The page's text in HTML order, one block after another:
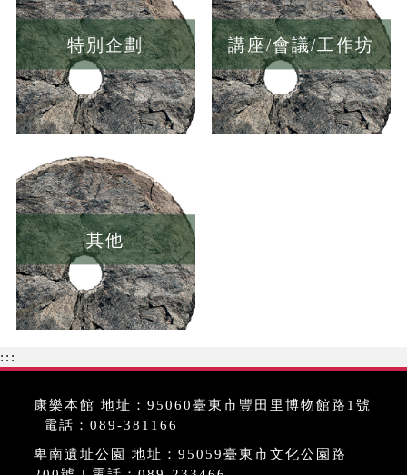
特別企劃 講座/會議/工作坊
其他
:::
康樂本館 地址：95060臺東市豐田里博物館路1號
| 電話：089-381166
卑南遺址公園 地址：95059臺東市文化公園路